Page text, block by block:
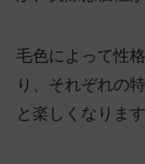
毛色によって性
り、それぞれの
と楽しくなります